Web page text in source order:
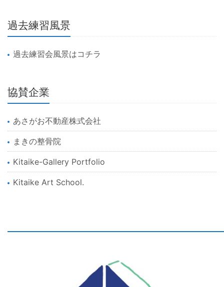
過去練習風景
過去練習会風景はコチラ
協賛企業
あさがお不動産株式会社
まきの整骨院
Kitaike-Gallery Portfolio
Kitaike Art School.